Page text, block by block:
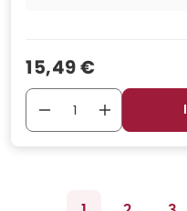
Verkaufspreis
15,49 €